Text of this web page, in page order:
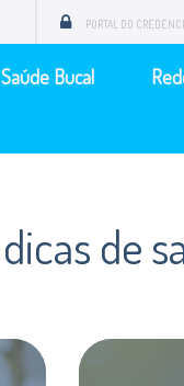
PORTAL DO
Saúde Bucal
dicas de